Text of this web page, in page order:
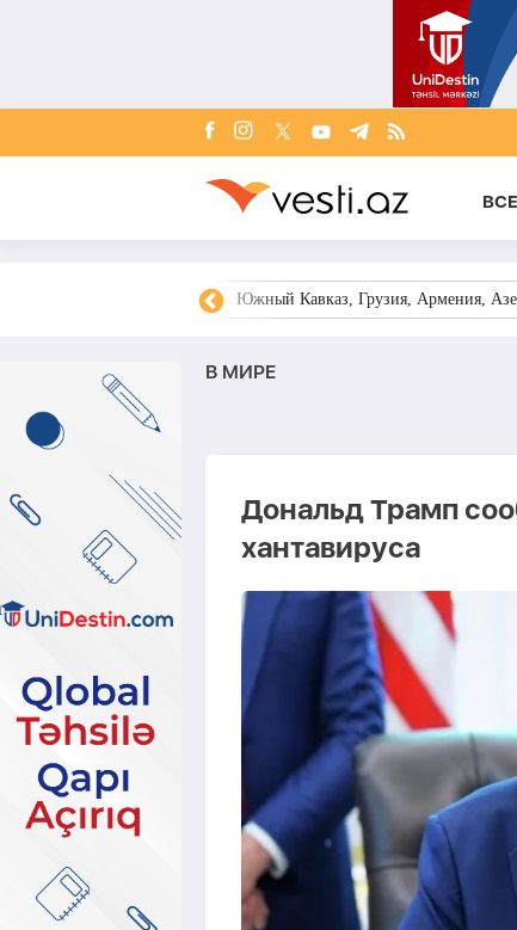
Южный Кавказ, Грузия, Армения,
В МИРЕ
Дональд Трамп
хантавируса